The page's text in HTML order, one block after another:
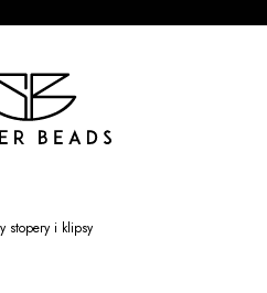
stopery i klipsy